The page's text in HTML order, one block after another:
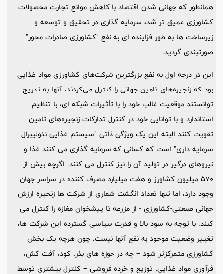
همانطور که جهانی شدن اقتصاد با کاهش موانع تجارت محصولات
کشاورزی عمیق تر شد، سرمایه گذاری در تحقیق و توسعه و
زیرساخت ها به طور فزاینده ای به نفع "کشاورزی صادرات محور"
صورتبندی گردید.
این در درجه اول به نفع بزرگترین شرکت‌های کشاورزی مواد غذایی
بود که زنجیره‌های تامین جهانی را کنترل می‌کردند، آنها به تدریج
توانستند موقعیت غالب خود را با تأثیرات شبکه ای، با تنظیم
استاندارد و با توانایی خود در کنترل تدارکات زنجیره‌های تامین
تقویت کنند البته این یک ویژگی ذاتی "سیستم غذایی نئولیبرال
سرمایه داری" است که کسانی که سرمایه گذاری می کنند غذا و
نیروهای درگیر در تولید آن را نیز کنترل می کنند. اگرچه بیش از
570 میلیون کشاورز و هفت میلیارد مصرف کننده در سراسر جهان
وجود دارد، اما تنها تعداد انگشت شماری از شرکت ها زنجیره ارزش
جهانی صنعتی-کشاورزی - از مزرعه تا پیشخوان مغازه را کنترل می
کنند. با توجه به سود بالا و قدرت سیاسی گسترده این شرکت ها،
تغییر وضعیت موجود به نفع آنها نیست. چون هرچه یک بخش
کشاورزی متمرکزتر شود – چه در حوزه های بذر، کود، آفت کش،
فرآوری مواد غذایی، توزیع و خرده فروشی – کنترل بیشتری توسط